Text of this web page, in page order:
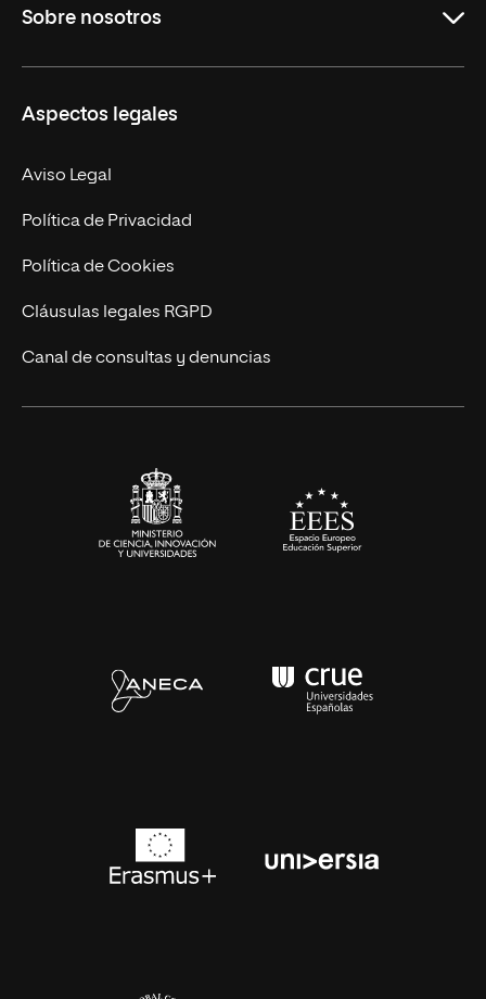
Másteres Oficiales
Doctorados
Experto Universitario
Postgrados
Cursos Universitarios
Sobre nosotros
Facultades
Nuestro Equipo
Trabaja en UNIR
Actualidad
UNIR Revista
Eventos
Aspectos legales
Aviso Legal
Política de Privacidad
Política de Cookies
Cláusulas legales RGPD
Canal de consultas y denuncias